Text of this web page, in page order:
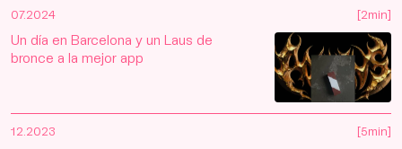
07.2024
Un día en Barcelona y un Laus de
bronce a la mejor app
[2min]
12.2023 [5min]